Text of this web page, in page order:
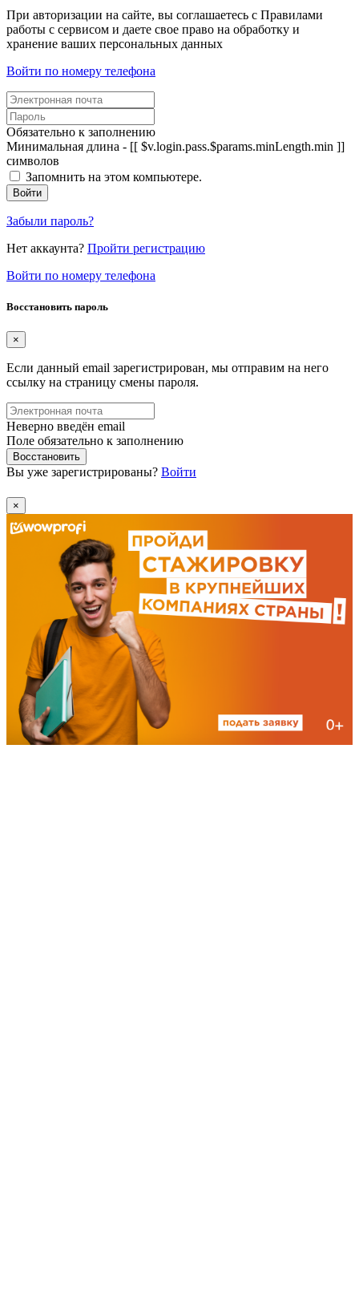
При авторизации на сайте, вы соглашаетесь с Правилами
работы с сервисом и даете свое право на обработку и
хранение ваших персональных данных
Войти по номеру телефона
Обязательно к заполнению
Минимальная длина - [[ $v.login.pass.$params.minLength.min ]]
символов
Запомнить на этом компьютере.
Войти
Забыли пароль?
Нет аккаунта? Пройти регистрацию
Войти по номеру телефона
Восстановить пароль
×
Если данный email зарегистрирован, мы отправим на него
ссылку на страницу смены пароля.
Неверно введён email
Поле обязательно к заполнению
Восстановить
Вы уже зарегистрированы? Войти
×